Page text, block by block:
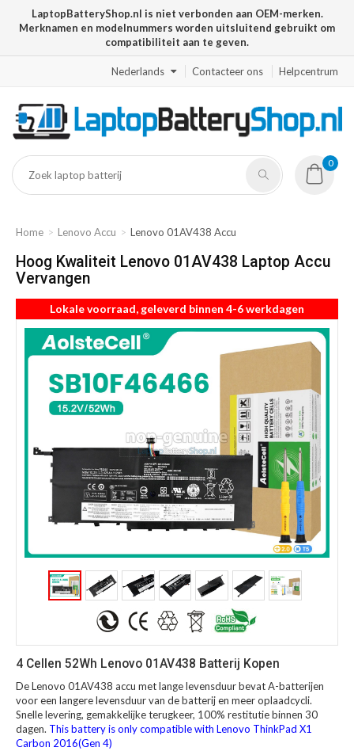
LaptopBatteryShop.nl is niet verbonden aan OEM-merken.
Merknamen en modelnummers worden uitsluitend gebruikt om
compatibiliteit aan te geven.
Nederlands Contacteer ons Helpcentrum
0
Home Lenovo Accu Lenovo 01AV438 Accu
Hoog Kwaliteit Lenovo 01AV438 Laptop Accu
Vervangen
Lokale voorraad, geleverd binnen 4-6 werkdagen
4 Cellen 52Wh Lenovo 01AV438 Batterij Kopen
De Lenovo 01AV438 accu met lange levensduur bevat A-batterijen
voor een langere levensduur van de batterij en meer oplaadcycli.
Snelle levering, gemakkelijke terugkeer, 100% restitutie binnen 30
dagen. This battery is only compatible with Lenovo ThinkPad X1
Carbon 2016(Gen 4)